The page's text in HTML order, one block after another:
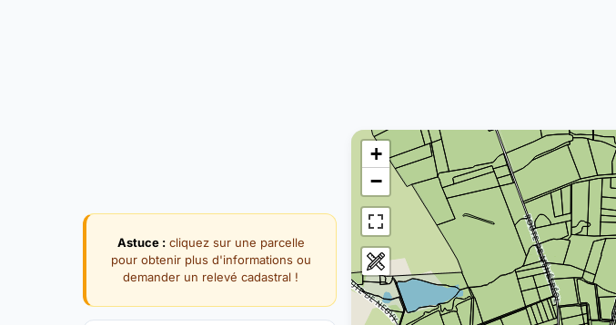
Astuce :cliquez sur une parcelle
pour obtenir plus d'informations ou
demander un relevé cadastral !
+
−